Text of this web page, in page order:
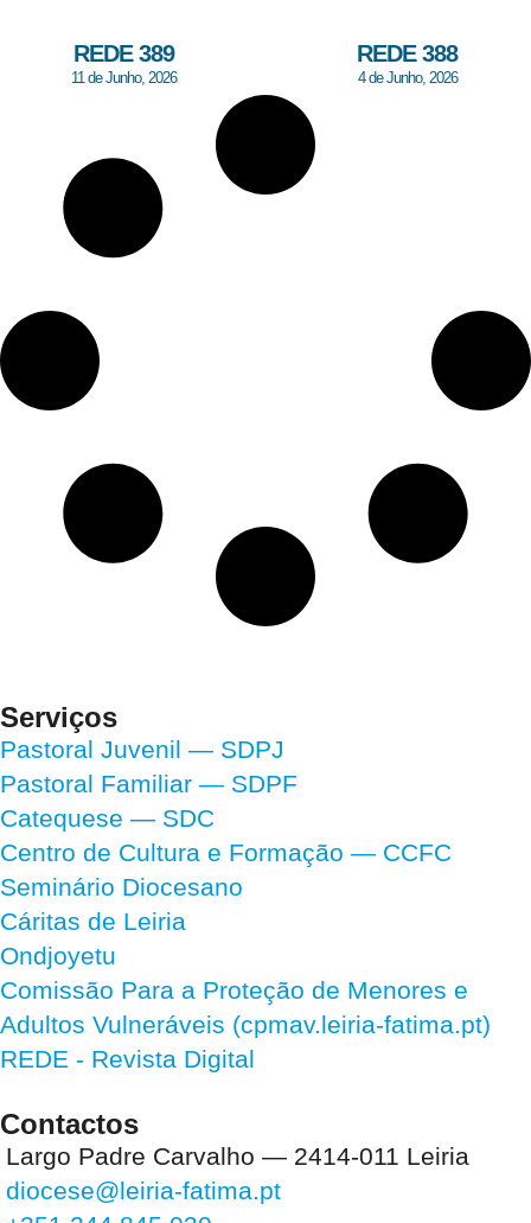
REDE 389
11 de Junho, 2026
REDE 388
4 de Junho, 2026
Serviços
Pastoral Juvenil — SDPJ
Pastoral Familiar — SDPF
Catequese — SDC
Centro de Cultura e Formação — CCFC
Seminário Diocesano
Cáritas de Leiria
Ondjoyetu
Comissão Para a Proteção de Menores e
Adultos Vulneráveis (cpmav.leiria-fatima.pt)
REDE - Revista Digital
Contactos
Largo Padre Carvalho — 2414-011 Leiria
diocese@leiria-fatima.pt